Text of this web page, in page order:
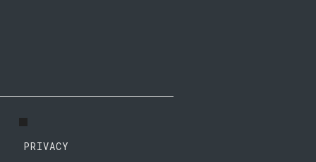
PRIVACY